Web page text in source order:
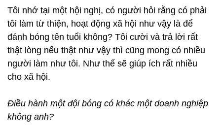
Tôi nhớ tại một hội nghị, có người hỏi rằng có phải
tôi làm từ thiện, hoạt động xã hội như vậy là để
đánh bóng tên tuổi không? Tôi cười và trả lời rất
thật lòng nếu thật như vậy thì cũng mong có nhiều
người làm như tôi. Như thế sẽ giúp ích rất nhiều
cho xã hội.
Điều hành một đội bóng có khác một doanh nghiệp
không anh?